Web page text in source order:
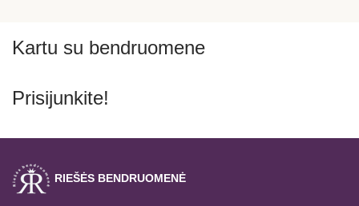
Kartu su bendruomene
Prisijunkite!
RIEŠĖS BENDRUOMENĖ